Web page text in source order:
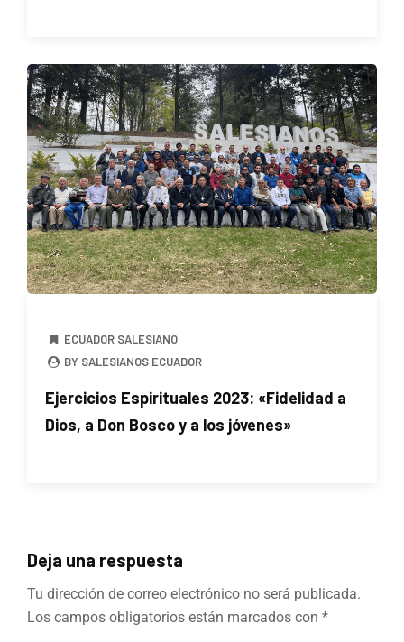
ECUADOR SALESIANO
BY SALESIANOS ECUADOR
Ejercicios Espirituales 2023: «Fidelidad a
Dios, a Don Bosco y a los jóvenes»
Deja una respuesta
Tu dirección de correo electrónico no será publicada.
Los campos obligatorios están marcados con *